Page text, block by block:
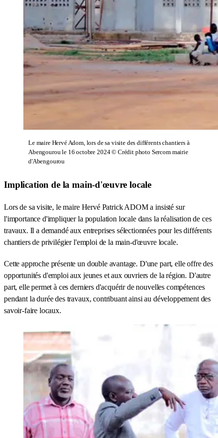
Le maire Hervé Adom, lors de sa visite des différents chantiers à
Abengourou le 16 octobre 2024 © Crédit photo Sercom mairie
d'Abengourou
Implication de la main-d'œuvre locale
Lors de sa visite, le maire Hervé Patrick ADOM a insisté sur
l'importance d'impliquer la population locale dans la réalisation de ces
travaux. Il a demandé aux entreprises sélectionnées pour les différents
chantiers de privilégier l'emploi de la main-d'œuvre locale.
Cette approche présente un double avantage. D'une part, elle offre des
opportunités d'emploi aux jeunes et aux ouvriers de la région. D'autre
part, elle permet à ces derniers d'acquérir de nouvelles compétences
pendant la durée des travaux, contribuant ainsi au développement des
savoir-faire locaux.